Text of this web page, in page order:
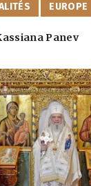
EUROPE
Panev